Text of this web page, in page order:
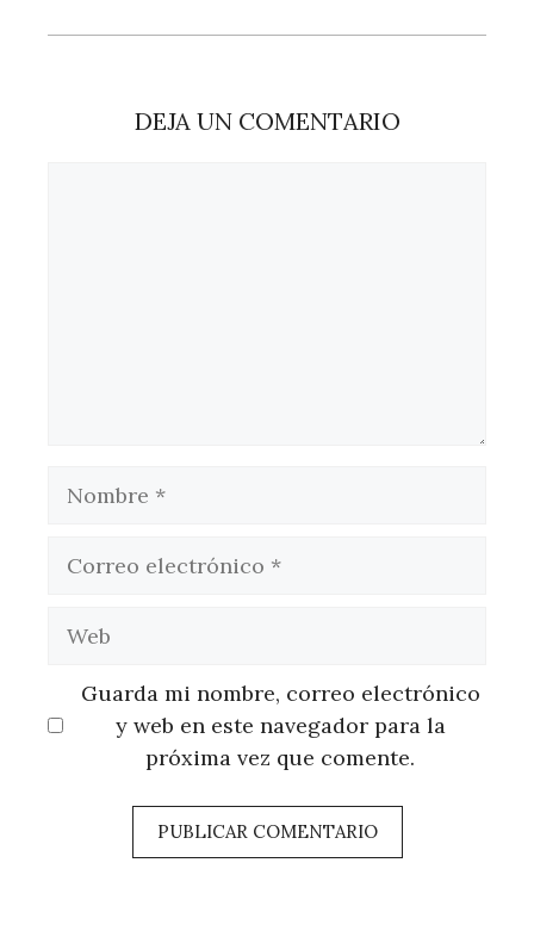
DEJA UN COMENTARIO
Guarda mi nombre, correo electrónico
y web en este navegador para la
próxima vez que comente.